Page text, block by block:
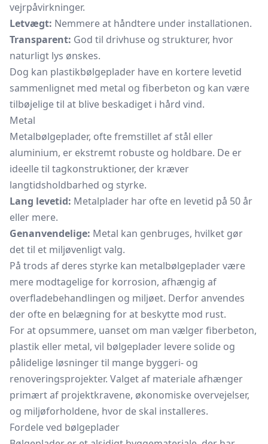
vejrpåvirkninger.
Letvægt: Nemmere at håndtere under installationen.
Transparent: God til drivhuse og strukturer, hvor
naturligt lys ønskes.
Dog kan plastikbølgeplader have en kortere levetid
sammenlignet med metal og fiberbeton og kan være
tilbøjelige til at blive beskadiget i hård vind.
Metal
Metalbølgeplader, ofte fremstillet af stål eller
aluminium, er ekstremt robuste og holdbare. De er
ideelle til tagkonstruktioner, der kræver
langtidsholdbarhed og styrke.
Lang levetid: Metalplader har ofte en levetid på 50 år
eller mere.
Genanvendelige: Metal kan genbruges, hvilket gør
det til et miljøvenligt valg.
På trods af deres styrke kan metalbølgeplader være
mere modtagelige for korrosion, afhængig af
overfladebehandlingen og miljøet. Derfor anvendes
der ofte en belægning for at beskytte mod rust.
For at opsummere, uanset om man vælger fiberbeton,
plastik eller metal, vil bølgeplader levere solide og
pålidelige løsninger til mange byggeri- og
renoveringsprojekter. Valget af materiale afhænger
primært af projektkravene, økonomiske overvejelser,
og miljøforholdene, hvor de skal installeres.
Fordele ved bølgeplader